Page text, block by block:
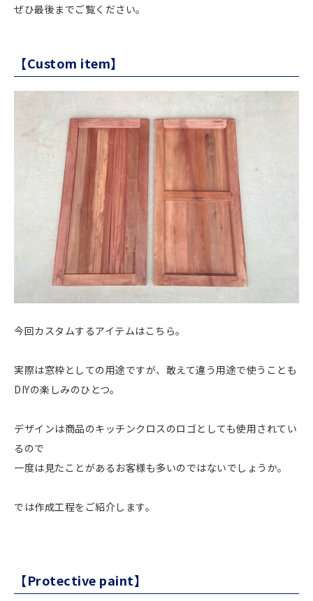
ぜひ最後までご覧ください。
【Custom item】
今回カスタムするアイテムはこちら。
実際は窓枠としての用途ですが、敢えて違う用途で使うことも
DIYの楽しみのひとつ。
デザインは商品のキッチンクロスのロゴとしても使用されてい
るので
一度は見たことがあるお客様も多いのではないでしょうか。
では作成工程をご紹介します。
【Protective paint】